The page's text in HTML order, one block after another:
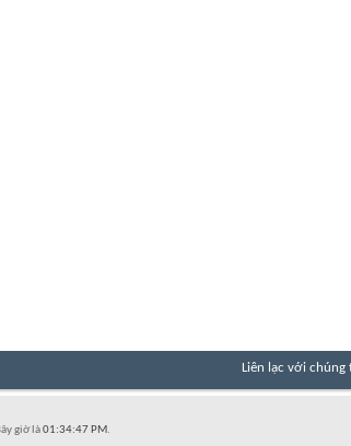
Liên lạc với chúng
giờ là01:34:47 PM.